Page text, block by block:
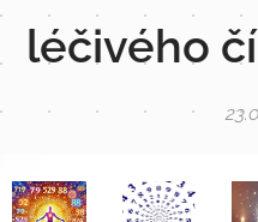
léčivého